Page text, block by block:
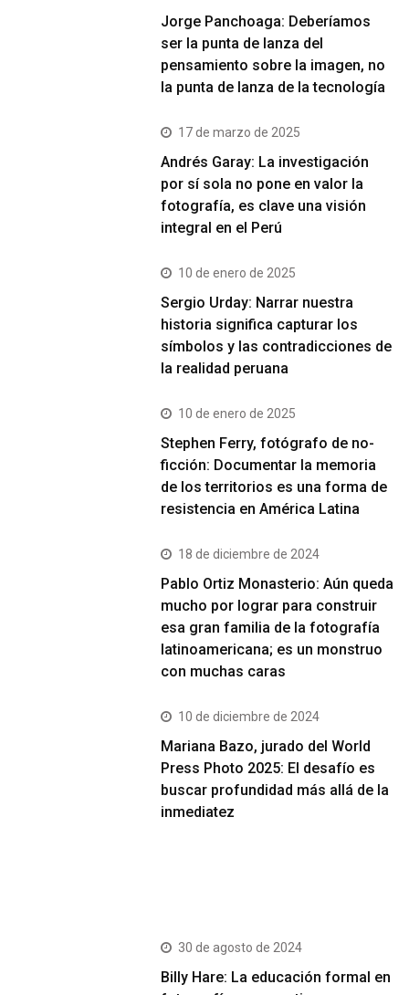
Jorge Panchoaga: Deberíamos
ser la punta de lanza del
pensamiento sobre la imagen, no
la punta de lanza de la tecnología
17 de marzo de 2025
Andrés Garay: La investigación
por sí sola no pone en valor la
fotografía, es clave una visión
integral en el Perú
10 de enero de 2025
Sergio Urday: Narrar nuestra
historia significa capturar los
símbolos y las contradicciones de
la realidad peruana
10 de enero de 2025
Stephen Ferry, fotógrafo de no-
ficción: Documentar la memoria
de los territorios es una forma de
resistencia en América Latina
18 de diciembre de 2024
Pablo Ortiz Monasterio: Aún queda
mucho por lograr para construir
esa gran familia de la fotografía
latinoamericana; es un monstruo
con muchas caras
10 de diciembre de 2024
Mariana Bazo, jurado del World
Press Photo 2025: El desafío es
buscar profundidad más allá de la
inmediatez
30 de agosto de 2024
Billy Hare: La educación formal en